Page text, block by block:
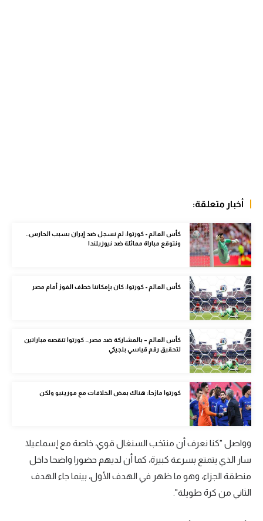
ميركاتو
تحقيق في الجول
تقرير في الجول
حكايات في الجول
كويز في الجول
فيديو في الجول
أخبار متعلقة:
كأس العالم - كورتوا: لم نسجل ضد إيران بسبب الحارس..
ونتوقع مباراة مماثلة ضد نيوزيلندا
كأس العالم - كورتوا: كان بإمكاننا خطف الفوز أمام مصر
كأس العالم – بالمشاركة ضد مصر.. كورتوا تنقصه مباراتين
لتحقيق رقم قياسي بلجيكي
كورتوا مازحا: هناك بعض الخلافات مع مورينيو ولكن
وواصل "كنا نعرف أن منتخب السنغال قوي، خاصة مع إسماعيلا
سار الذي يتمتع بسرعة كبيرة، كما أن لديهم حضورا واضحا داخل
منطقة الجزاء، وهو ما ظهر في الهدف الأول، بينما جاء الهدف
الثاني من كرة طويلة".